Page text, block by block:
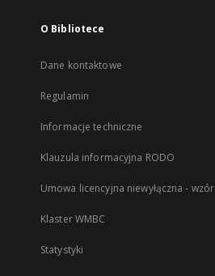
O Bibliotece
Dane kontaktowe
Regulamin
Informacje techniczne
Klauzula informacyjna RODO
Umowa licencyjna niewyłączna - wzór
Klaster WMBC
Statystyki